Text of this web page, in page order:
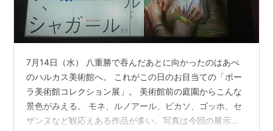
7月14日（水） 八重勝で吞んだあとに向かったのはあべ
のハルカス美術館へ。 これがこの日のお目当ての「ポー
ラ美術館コレクション展」。 美術館前の庭園からこんな
景色がみえる。 モネ、ルノアール、ピカソ、ゴッホ、セ
ザンヌなど観応えある作品が多い。写真は今回の展示の